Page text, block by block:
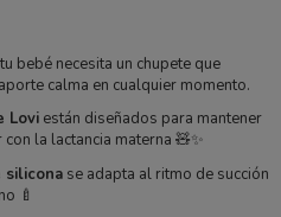
bebé necesita un chupete que
calma en cualquier momento.
Loviestán diseñados para mantener
la lactancia materna 🧸✨
siliconase adapta al ritmo de succión
🍼